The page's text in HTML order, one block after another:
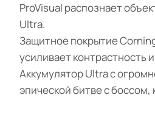
ProVisual распознает
Ultra.
Защитное покрытие
усиливает контрастность
Аккумулятор Ultra с
эпической битве с боссом,